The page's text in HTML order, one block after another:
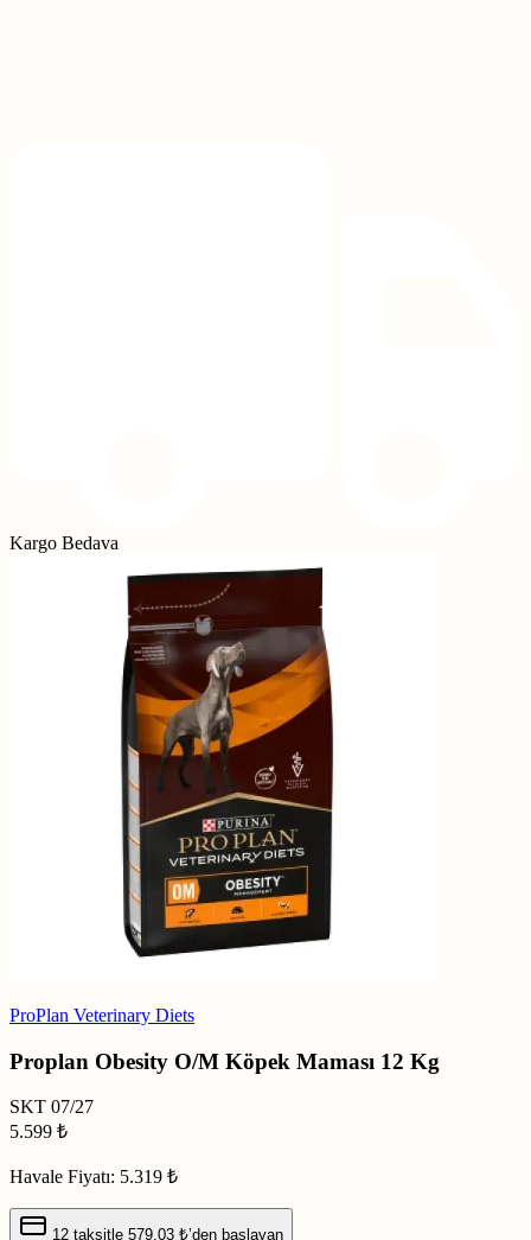
Kargo Bedava
ProPlan Veterinary Diets
Proplan Obesity O/M Köpek Maması 12 Kg
SKT 07/27
5.599 ₺
Havale Fiyatı: 5.319 ₺
12 taksitle 579,03 ₺’den başlayan